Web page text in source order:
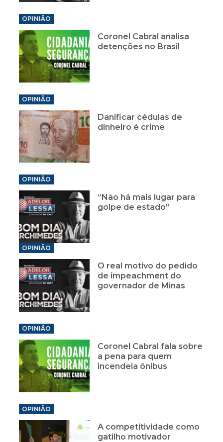
OPINIÃO
Coronel Cabral analisa
detenções no Brasil
OPINIÃO
Danificar cédulas de
dinheiro é crime
OPINIÃO
“Não há mais lugar para
golpe de estado”
OPINIÃO
O real motivo do pedido
de impeachment do
governador de Minas
OPINIÃO
Coronel Cabral fala sobre
a pena para quem
incendeia ônibus
OPINIÃO
A competitividade como
gatilho motivador